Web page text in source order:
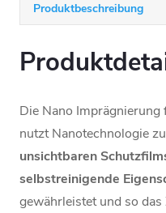
Produktbeschreibung
Die Nano
nutzt Nanotechnologie
unsichtbaren
selbstreinigende
gewährleistet und so